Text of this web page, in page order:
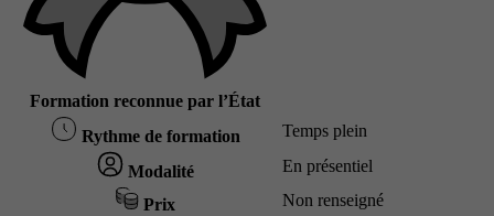
Formation reconnue par l’État
Rythme de formation Temps plein
Modalité En présentiel
Prix Non renseigné